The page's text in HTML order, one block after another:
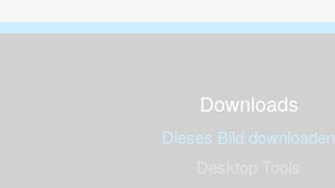
Downloads
Dieses Bild downloaden